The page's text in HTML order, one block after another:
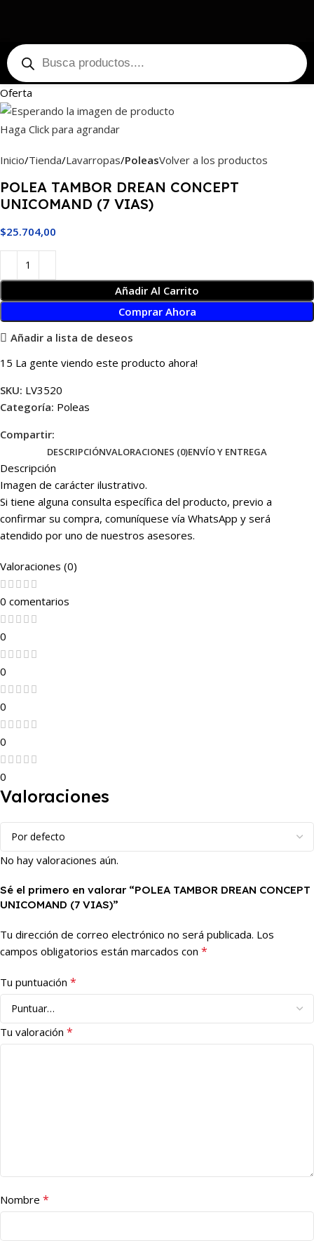
Oferta
Haga Click para agrandar
Inicio Tienda Lavarropas PoleasVolver a los productos
POLEA TAMBOR DREAN CONCEPT
UNICOMAND (7 VIAS)
$25.704,00
Añadir Al Carrito
Comprar Ahora
Añadir a lista de deseos
15 La gente viendo este producto ahora!
SKU: LV3520
Categoría: Poleas
Compartir:
DESCRIPCIÓNVALORACIONES (0)ENVÍO Y ENTREGA
Descripción
Imagen de carácter ilustrativo.
Si tiene alguna consulta específica del producto, previo a
confirmar su compra, comuníquese vía WhatsApp y será
atendido por uno de nuestros asesores.
Valoraciones (0)
0 comentarios
0
0
0
0
0
Valoraciones
No hay valoraciones aún.
Sé el primero en valorar “POLEA TAMBOR DREAN CONCEPT
UNICOMAND (7 VIAS)”
Tu dirección de correo electrónico no será publicada. Los
campos obligatorios están marcados con *
Tu puntuación *
Tu valoración *
Nombre *